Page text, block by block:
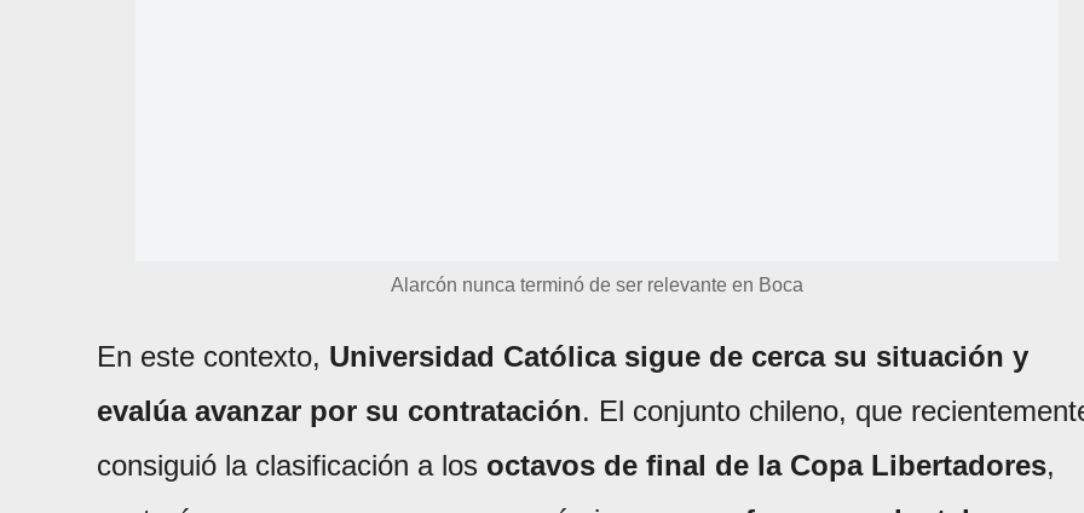
Alarcón nunca terminó de ser relevante en Boca
En este contexto, Universidad Católica sigue de cerca su situación y
evalúa avanzar por su contratación. El conjunto chileno, que
consiguió la clasificación a los octavos de final de la Copa Libertadores,